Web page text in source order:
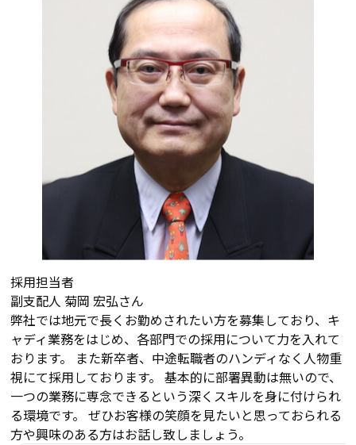
採用担当者
副支配人 菊岡 宏弘さん
弊社では地元で長くお勤めされたい方を募集しており、キ
ャディ業務をはじめ、各部門での採用について力を入れて
おります。 また新卒者、中途転職者のハンディなく人物重
視にて採用しております。 基本的に部署異動は無いので、
一つの業務に専念できるという深くスキルを身に付けられ
る環境です。 ぜひお客様の笑顔を見たいと思っておられる
方や興味のある方はお話し致しましょう。